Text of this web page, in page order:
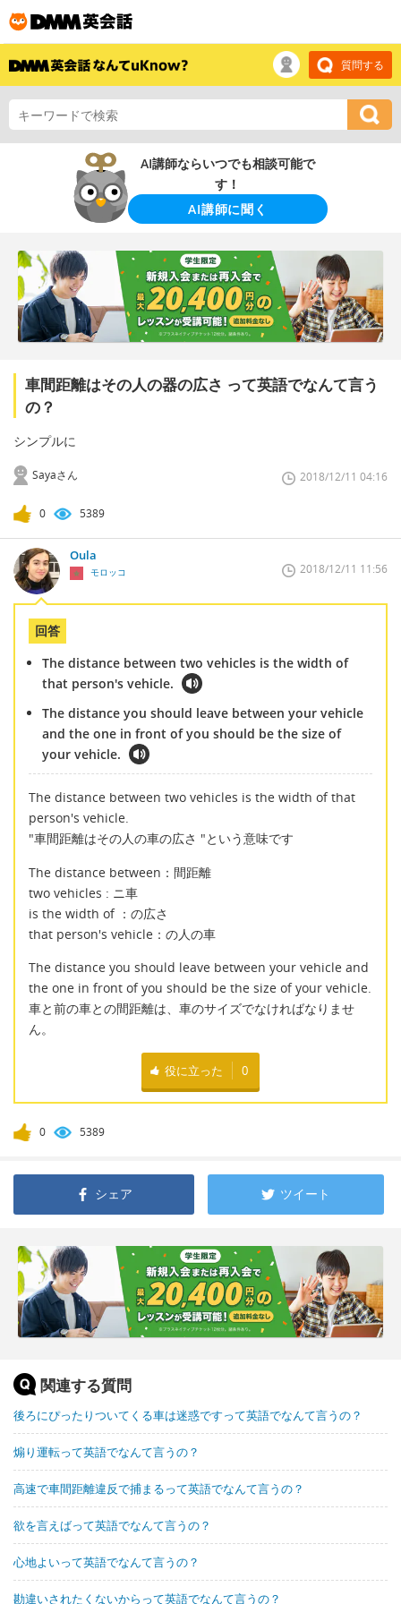
質問する
AI講師ならいつでも相談可能で
す！
AI講師に聞く
車間距離はその人の器の広さ って英語でなんて言う
の？
シンプルに
Sayaさん 2018/12/11 04:16
0 5389
Oula
モロッコ 2018/12/11 11:56
回答
The distance between two vehicles is the width of
that person's vehicle.
The distance you should leave between your vehicle
and the one in front of you should be the size of
your vehicle.
The distance between two vehicles is the width of that
person's vehicle.
"車間距離はその人の車の広さ "という意味です
The distance between：間距離
two vehicles : ニ車
is the width of ：の広さ
that person's vehicle：の人の車
The distance you should leave between your vehicle and
the one in front of you should be the size of your vehicle.
車と前の車との間距離は、車のサイズでなければなりませ
ん。
役に立った 0
0 5389
シェア ツイート
関連する質問
後ろにぴったりついてくる車は迷惑ですって英語でなんて言うの？
煽り運転って英語でなんて言うの？
高速で車間距離違反で捕まるって英語でなんて言うの？
欲を言えばって英語でなんて言うの？
心地よいって英語でなんて言うの？
勘違いされたくないからって英語でなんて言うの？